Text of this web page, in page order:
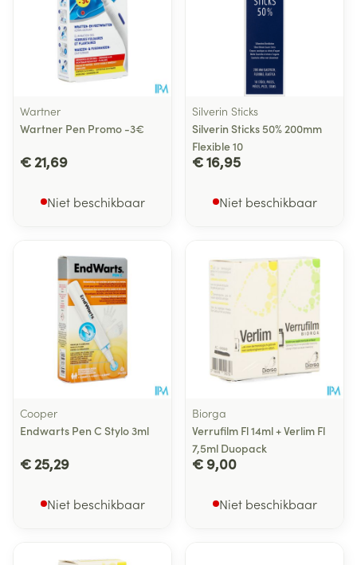
Wartner
Wartner Pen Promo -3€
€ 21,69
Niet beschikbaar
Silverin Sticks
Silverin Sticks 50% 200mm
Flexible 10
€ 16,95
Niet beschikbaar
Cooper
Endwarts Pen C Stylo 3ml
€ 25,29
Niet beschikbaar
Biorga
Verrufilm Fl 14ml + Verlim Fl
7,5ml Duopack
€ 9,00
Niet beschikbaar